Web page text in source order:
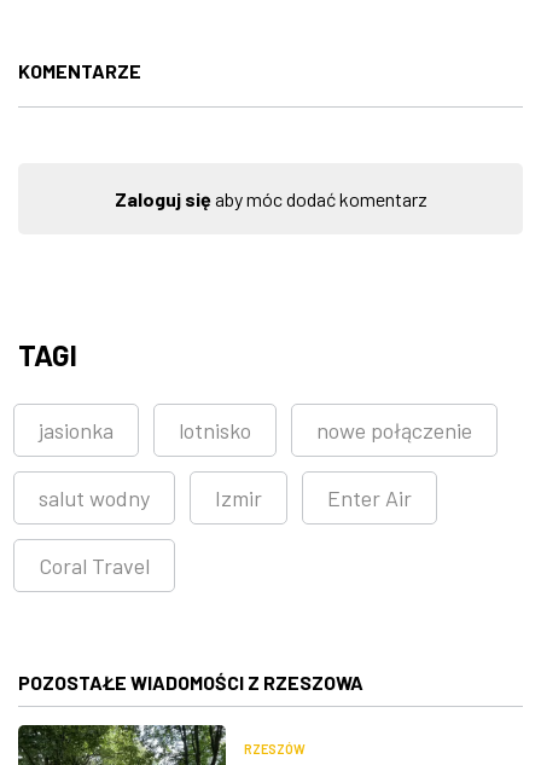
KOMENTARZE
Zaloguj sięaby móc dodać komentarz
TAGI
jasionka lotnisko nowe połączenie
salut wodny Izmir Enter Air
Coral Travel
POZOSTAŁE WIADOMOŚCI Z RZESZOWA
RZESZÓW